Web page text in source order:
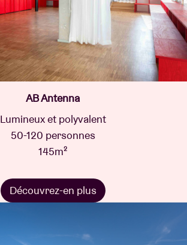
AB Antenna
Lumineux et polyvalent
50-120 personnes
145m²
Découvrez-en plus